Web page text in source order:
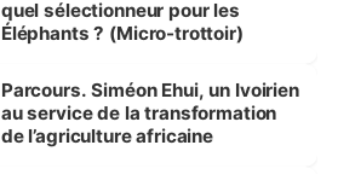
quel sélectionneur pour les
Éléphants ? (Micro-trottoir)
Parcours. Siméon Ehui, un Ivoirien
au service de la transformation
de l’agriculture africaine